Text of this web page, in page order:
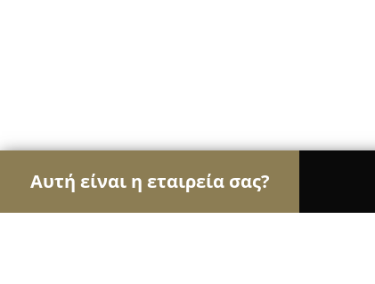
Αυτή είναι η εταιρεία σας?